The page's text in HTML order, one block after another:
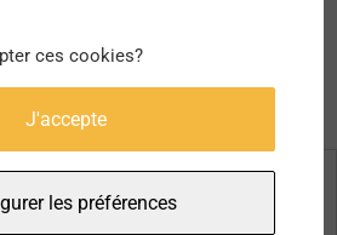
ces cookies?
J'accepte
les préférences